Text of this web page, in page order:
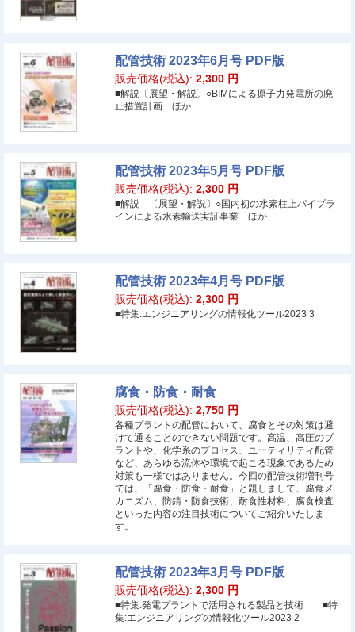
配管技術 2023年6月号 PDF版
販売価格(税込): 2,300 円
■解説〔展望・解説〕○BIMによる原子力発電所の廃
止措置計画 ほか
配管技術 2023年5月号 PDF版
販売価格(税込): 2,300 円
■解説 〔展望・解説〕○国内初の水素柱上パイプラ
インによる水素輸送実証事業 ほか
配管技術 2023年4月号 PDF版
販売価格(税込): 2,300 円
■特集:エンジニアリングの情報化ツール2023 3
腐食・防食・耐食
販売価格(税込): 2,750 円
各種プラントの配管において、腐食とその対策は避
けて通ることのできない問題です。高温、高圧のプ
ラントや、化学系のプロセス、ユーティリティ配管
など、あらゆる流体や環境で起こる現象であるため
対策も一様ではありません。今回の配管技術増刊号
では、「腐食・防食・耐食」と題しまして、腐食メ
カニズム、防錆・防食技術、耐食性材料、腐食検査
といった内容の注目技術についてご紹介いたしま
す。
配管技術 2023年3月号 PDF版
販売価格(税込): 2,300 円
■特集:発電プラントで活用される製品と技術 ■特
集:エンジニアリングの情報化ツール2023 2